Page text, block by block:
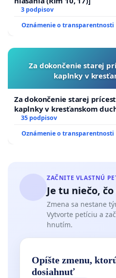
3 podpisov
Oznámenie o transparentnosti
Za dokončenie starej
kaplnky v
Za dokončenie starej
kaplnky v kresťanskom
35 podpisov
Oznámenie o transparentnosti
ZAČNITE VLASTNÚ
Je tu niečo,
Zmena sa nestane
Vytvorte petíciu a
hnutím.
Opíšte zmenu,
dosiahnuť